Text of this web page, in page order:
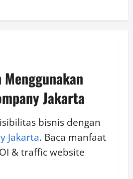
Jakarta
bisnis dengan
Jakarta. Baca manfaat
& traffic website